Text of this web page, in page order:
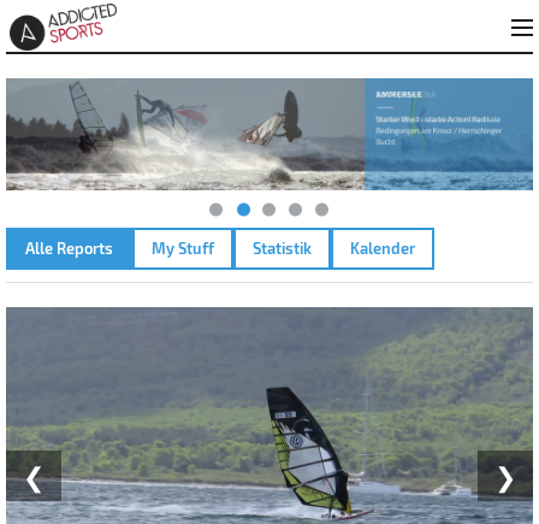
Alle Reports My Stuff Statistik Kalender
❯
❮